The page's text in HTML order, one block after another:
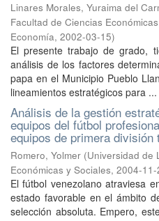
Linares Morales, Yuraima del
Facultad de Ciencias
Economía, 2002-03-15)
El presente trabajo de grado,
análisis de los factores
papa en el Municipio Pueblo
lineamientos estratégicos para ...
Análisis de la gestión
equipos del fútbol
equipos de primera división
Romero, Yolmer (Universidad de
Económicas y Sociales, 2004-11-
El fútbol venezolano atraviesa
estado favorable en el ámbito
selección absoluta. Empero,